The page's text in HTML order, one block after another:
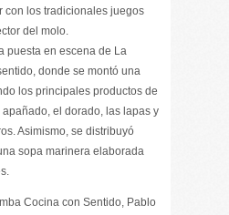
con los tradicionales juegos
del molo.
puesta en escena de La
donde se montó una
los principales productos de
apañado, el dorado, las lapas y
Asimismo, se distribuyó
sopa marinera elaborada
Cocina con Sentido, Pablo